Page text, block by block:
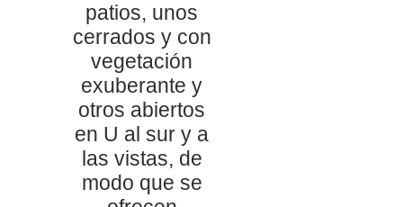
patios, unos
cerrados y con
vegetación
exuberante y
otros abiertos
en U al sur y a
las vistas, de
modo que se